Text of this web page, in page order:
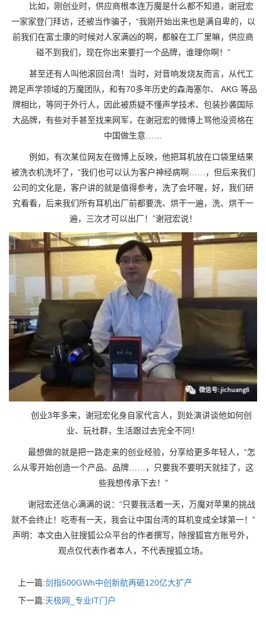
比如，刚创业时，供应商根本连万魔是什么都不知道，谢冠宏
一家家登门拜访，还被当作骗子，“我刚开始出来也是满自卑的，以
前我们在富士康的时候对人家满凶的啊，都躲在工厂里嘛，供应商
碰不到我们，现在你出来要打一个品牌，谁理你啊！”
甚至还有人叫他滚回台湾！当时，对音响发烧友而言，从代工
跨足声学领域的万魔团队，和有70多年历史的森海塞尔、 AKG 等品
牌相比，等同于外行人，因此被质疑不懂声学技术、包装抄袭国际
大品牌，有些对手甚至找来网军，在谢冠宏的微博上骂他没资格在
中国做生意……
例如，有次某位网友在微博上反映，他把耳机放在口袋里结果
被洗衣机洗坏了，“我们也可以认为客户神经病啊……，但后来我们
公司的文化是，客户讲的就是值得参考，洗了会坏喔，好，我们研
究看看，后来我们所有耳机出厂前都要洗、烘干一遍，洗、烘干一
遍，三次才可以出厂！”谢冠宏说！
创业3年多来，谢冠宏化身自家代言人，到处演讲谈他如何创
业、玩社群，生活跟过去完全不同！
最想做的就是把一路走来的创业经验，分享给更多年轻人，“怎
么从零开始创造一个产品、品牌……，只要我不要明天就挂了，这
些我想传承下去！”
谢冠宏还信心满满的说：“只要我活着一天，万魔对苹果的挑战
就不会终止！吃枣有一天，我会让中国台湾的耳机变成全球第一！”
声明：本文由入驻搜狐公众平台的作者撰写，除搜狐官方账号外，
观点仅代表作者本人，不代表搜狐立场。
上一篇:剑指500GWh中创新航再砸120亿大扩产‌‌
下一篇:天极网_专业IT门户